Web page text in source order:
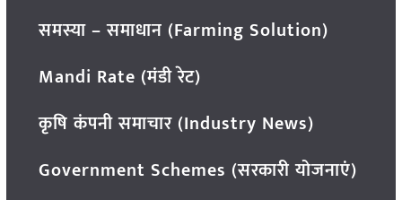
समस्या – समाधान (Farming Solution)
Mandi Rate (मंडी रेट)
कृषि कंपनी समाचार (Industry News)
Government Schemes (सरकारी योजनाएं)